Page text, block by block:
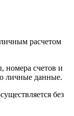
расчетом
номера счетов и
личные данные.
без